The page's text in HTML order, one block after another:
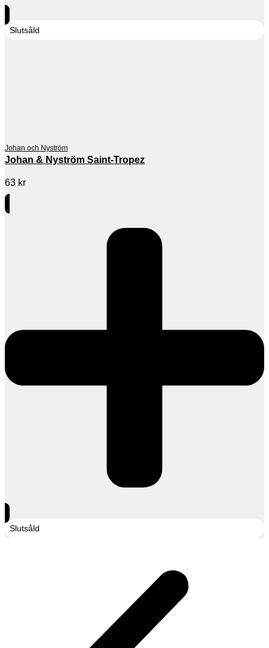
Slutsåld
Johan och Nyström
Johan & Nyström Saint-Tropez
63 kr
Slutsåld